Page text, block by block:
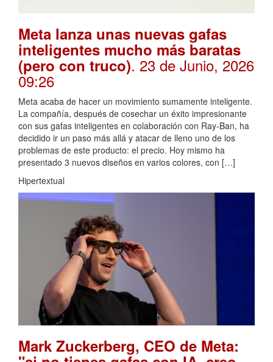
Meta lanza unas nuevas gafas
inteligentes mucho más baratas
(pero con truco). 23 de Junio, 2026
09:26
Meta acaba de hacer un movimiento sumamente inteligente.
La compañía, después de cosechar un éxito impresionante
con sus gafas inteligentes en colaboración con Ray-Ban, ha
decidido ir un paso más allá y atacar de lleno uno de los
problemas de este producto: el precio. Hoy mismo ha
presentado 3 nuevos diseños en varios colores, con […]
Hipertextual
Mark Zuckerberg, CEO de Meta: